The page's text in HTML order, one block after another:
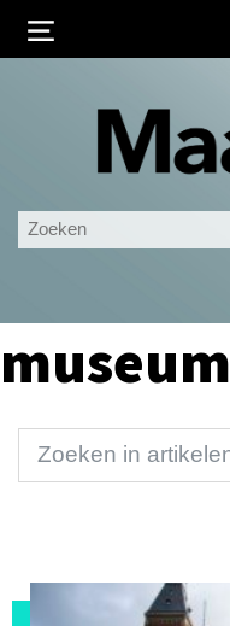
Ingelogd blijven
museum